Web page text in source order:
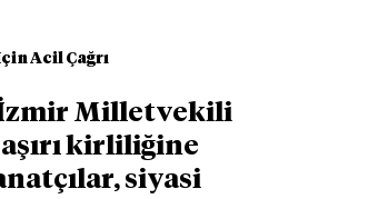
Acil Çağrı
İzmir Milletvekili
kirliliğine
siyasi